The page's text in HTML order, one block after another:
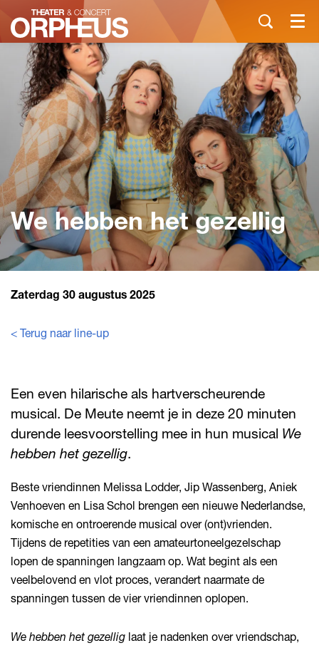
Menu
We hebben het gezellig
Zaterdag 30 augustus 2025
< Terug naar line-up
Een even hilarische als hartverscheurende
musical. De Meute neemt je in deze 20 minuten
durende leesvoorstelling mee in hun musical We
hebben het gezellig.
Beste vriendinnen Melissa Lodder, Jip Wassenberg, Aniek
Venhoeven en Lisa Schol brengen een nieuwe Nederlandse,
komische en ontroerende musical over (ont)vrienden.
Tijdens de repetities van een amateurtoneelgezelschap
lopen de spanningen langzaam op. Wat begint als een
veelbelovend en vlot proces, verandert naarmate de
spanningen tussen de vier vriendinnen oplopen.
We hebben het gezellig laat je nadenken over vriendschap,